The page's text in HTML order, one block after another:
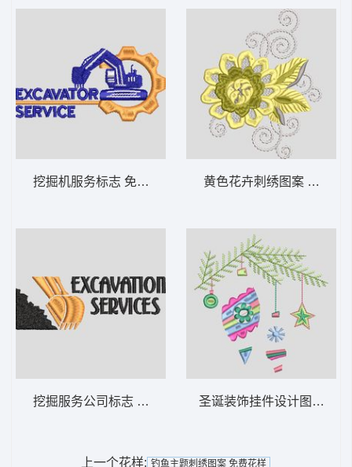
挖掘机服务标志 免费花样
挖掘服务公司标志 免费花样
黄色花卉刺绣图案 免费花
圣诞装饰挂件设计图 免费
上一个花样: 钓鱼主题刺绣图案 免费花样